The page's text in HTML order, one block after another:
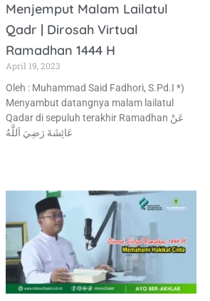
Menjemput Malam Lailatul
Qadr | Dirosah Virtual
Ramadhan 1444 H
April 19, 2023
Oleh : Muhammad Said Fadhori, S.Pd.I *)
Menyambut datangnya malam lailatul
Qadar di sepuluh terakhir Ramadhan عَنْ
عَائِشَةَ رَضِيَ اَللَّهُ